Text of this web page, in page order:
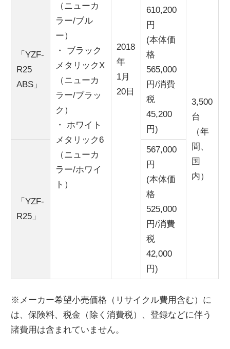
（ニューカ
ラー/ブル
ー）
・ ブラック
メタリックX
（ニューカ
ラー/ブラッ
ク）
・ ホワイト
メタリック6
（ニューカ
ラー/ホワイ
ト）
2018
年
1月
20日
「YZF-
R25
ABS」
610,200
円
(本体価
格
565,000
円/消費
税
45,200
円)
3,500
台
（年
間、
国
内）
「YZF-
R25」
567,000
円
(本体価
格
525,000
円/消費
税
42,000
円)
※メーカー希望小売価格（リサイクル費用含む）に
は、保険料、税金（除く消費税）、登録などに伴う
諸費用は含まれていません。